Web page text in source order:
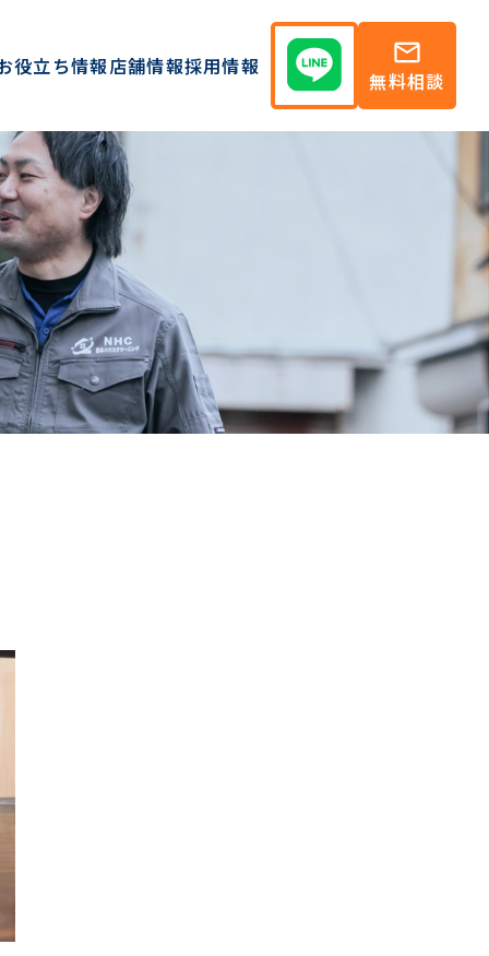
役立ち情報店舗情報採用情報 mail
無料相談